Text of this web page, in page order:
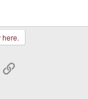
here.
Link